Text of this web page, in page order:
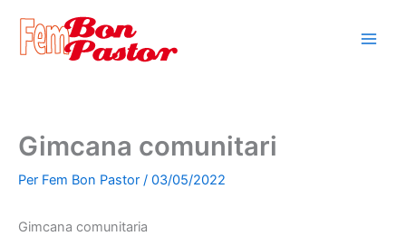
contingut
Gimcana comunitari
Per Fem Bon Pastor / 03/05/2022
Gimcana comunitaria